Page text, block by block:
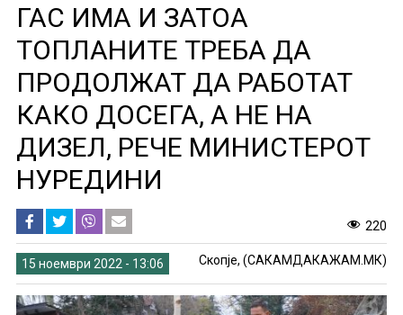
ГАС ИМА И ЗАТОА
ТОПЛАНИТЕ ТРЕБА ДА
ПРОДОЛЖАТ ДА РАБОТАТ
КАКО ДОСЕГА, А НЕ НА
ДИЗЕЛ, РЕЧЕ МИНИСТЕРОТ
НУРЕДИНИ
220
15 ноември 2022 - 13:06 Скопје, (САКАМДАКАЖАМ.МК)